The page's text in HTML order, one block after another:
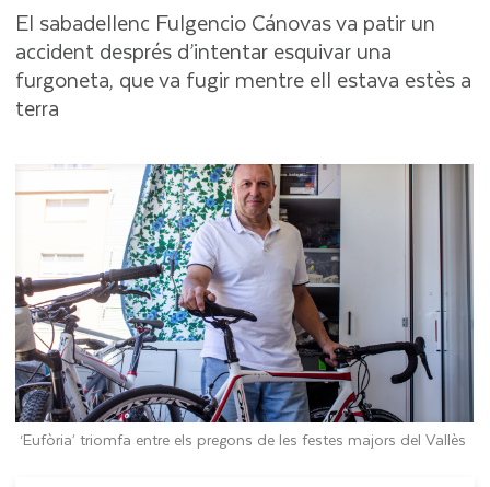
El sabadellenc Fulgencio Cánovas va patir un
accident després d’intentar esquivar una
furgoneta, que va fugir mentre ell estava estès a
terra
‘Eufòria’ triomfa entre els pregons de les festes majors del Vallès